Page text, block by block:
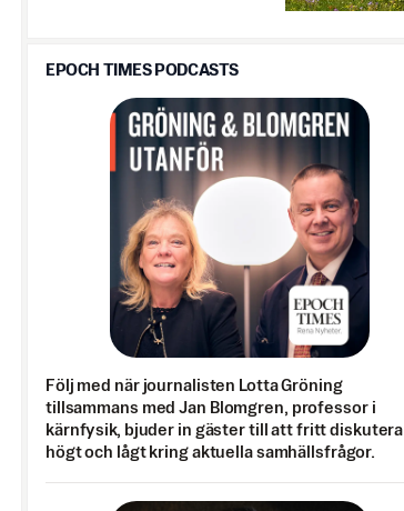
EPOCH TIMES PODCASTS
Följ med när journalisten Lotta Gröning
tillsammans med Jan Blomgren, professor i
kärnfysik, bjuder in gäster till att fritt diskutera
högt och lågt kring aktuella samhällsfrågor.